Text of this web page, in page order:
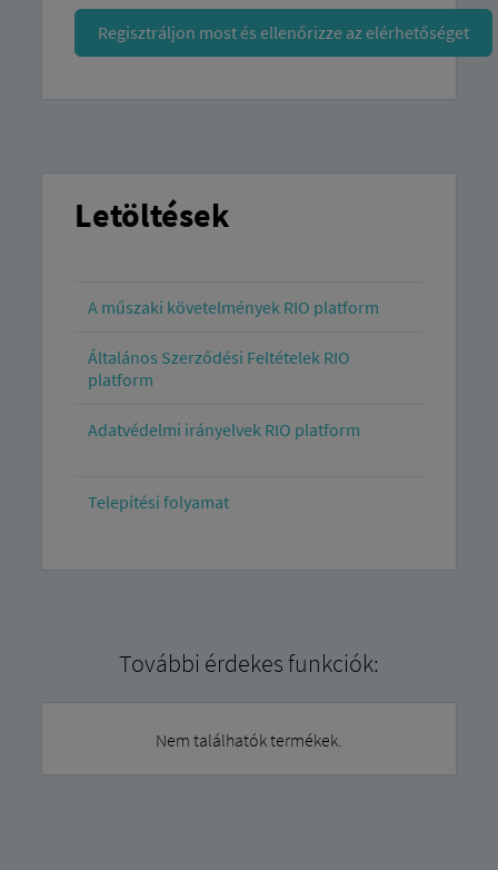
Regisztráljon most és ellenőrizze az elérhetőséget
Letöltések
A műszaki követelmények RIO platform
Általános Szerződési Feltételek RIO
platform
Adatvédelmi irányelvek RIO platform
Telepítési folyamat
További érdekes funkciók:
Nem találhatók termékek.